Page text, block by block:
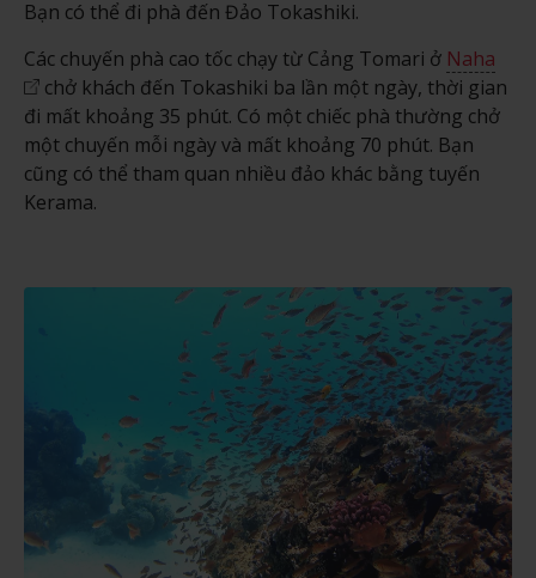
Bạn có thể đi phà đến Đảo Tokashiki.
Các chuyến phà cao tốc chạy từ Cảng Tomari ở Naha
chở khách đến Tokashiki ba lần một ngày, thời gian
đi mất khoảng 35 phút. Có một chiếc phà thường chở
một chuyến mỗi ngày và mất khoảng 70 phút. Bạn
cũng có thể tham quan nhiều đảo khác bằng tuyến
Kerama.